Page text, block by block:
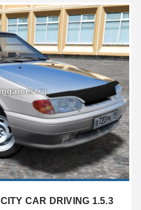
CAR DRIVING 1.5.3